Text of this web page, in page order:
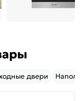
двери